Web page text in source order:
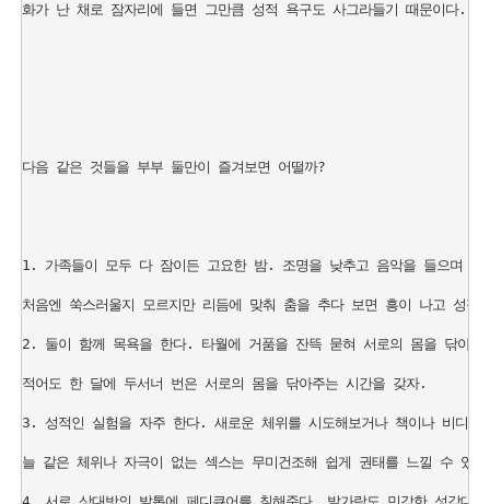
화가 난 채로 잠자리에 들면 그만큼 성적 욕구도 사그라들기 때문이다.
다음 같은 것들을 부부 둘만이 즐겨보면 어떨까?
1. 가족들이 모두 다 잠이든 고요한 밤. 조명을 낮추고 음악을 들으며
처음엔 쑥스러울지 모르지만 리듬에 맞춰 춤을 추다 보면 흥이 나고 성적
2. 둘이 함께 목욕을 한다. 타월에 거품을 잔뜩 묻혀 서로의 몸을 닦아
적어도 한 달에 두서너 번은 서로의 몸을 닦아주는 시간을 갖자.
3. 성적인 실험을 자주 한다. 새로운 체위를 시도해보거나 책이나 비디
늘 같은 체위나 자극이 없는 섹스는 무미건조해 쉽게 권태를 느낄 수